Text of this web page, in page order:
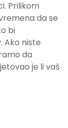
Prilikom
da se
bi
Ako niste
da
je li vaš